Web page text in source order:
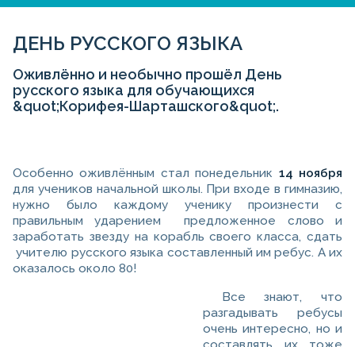
ДЕНЬ РУССКОГО ЯЗЫКА
Оживлённо и необычно прошёл День
русского языка для обучающихся
&quot;Корифея-Шарташского&quot;.
Особенно оживлённым стал понедельник 14 ноября
для учеников начальной школы. При входе в гимназию,
нужно было каждому ученику произнести с
правильным ударением предложенное слово и
заработать звезду на корабль своего класса, сдать
учителю русского языка составленный им ребус. А их
оказалось около 80!
Все знают, что
разгадывать ребусы
очень интересно, но и